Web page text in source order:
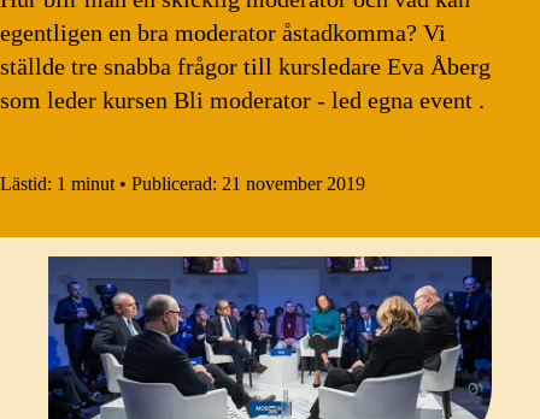
egentligen en bra moderator åstadkomma? Vi
ställde tre snabba frågor till kursledare Eva Åberg
som leder kursen Bli moderator - led egna event .
Lästid: 1 minut • Publicerad: 21 november 2019